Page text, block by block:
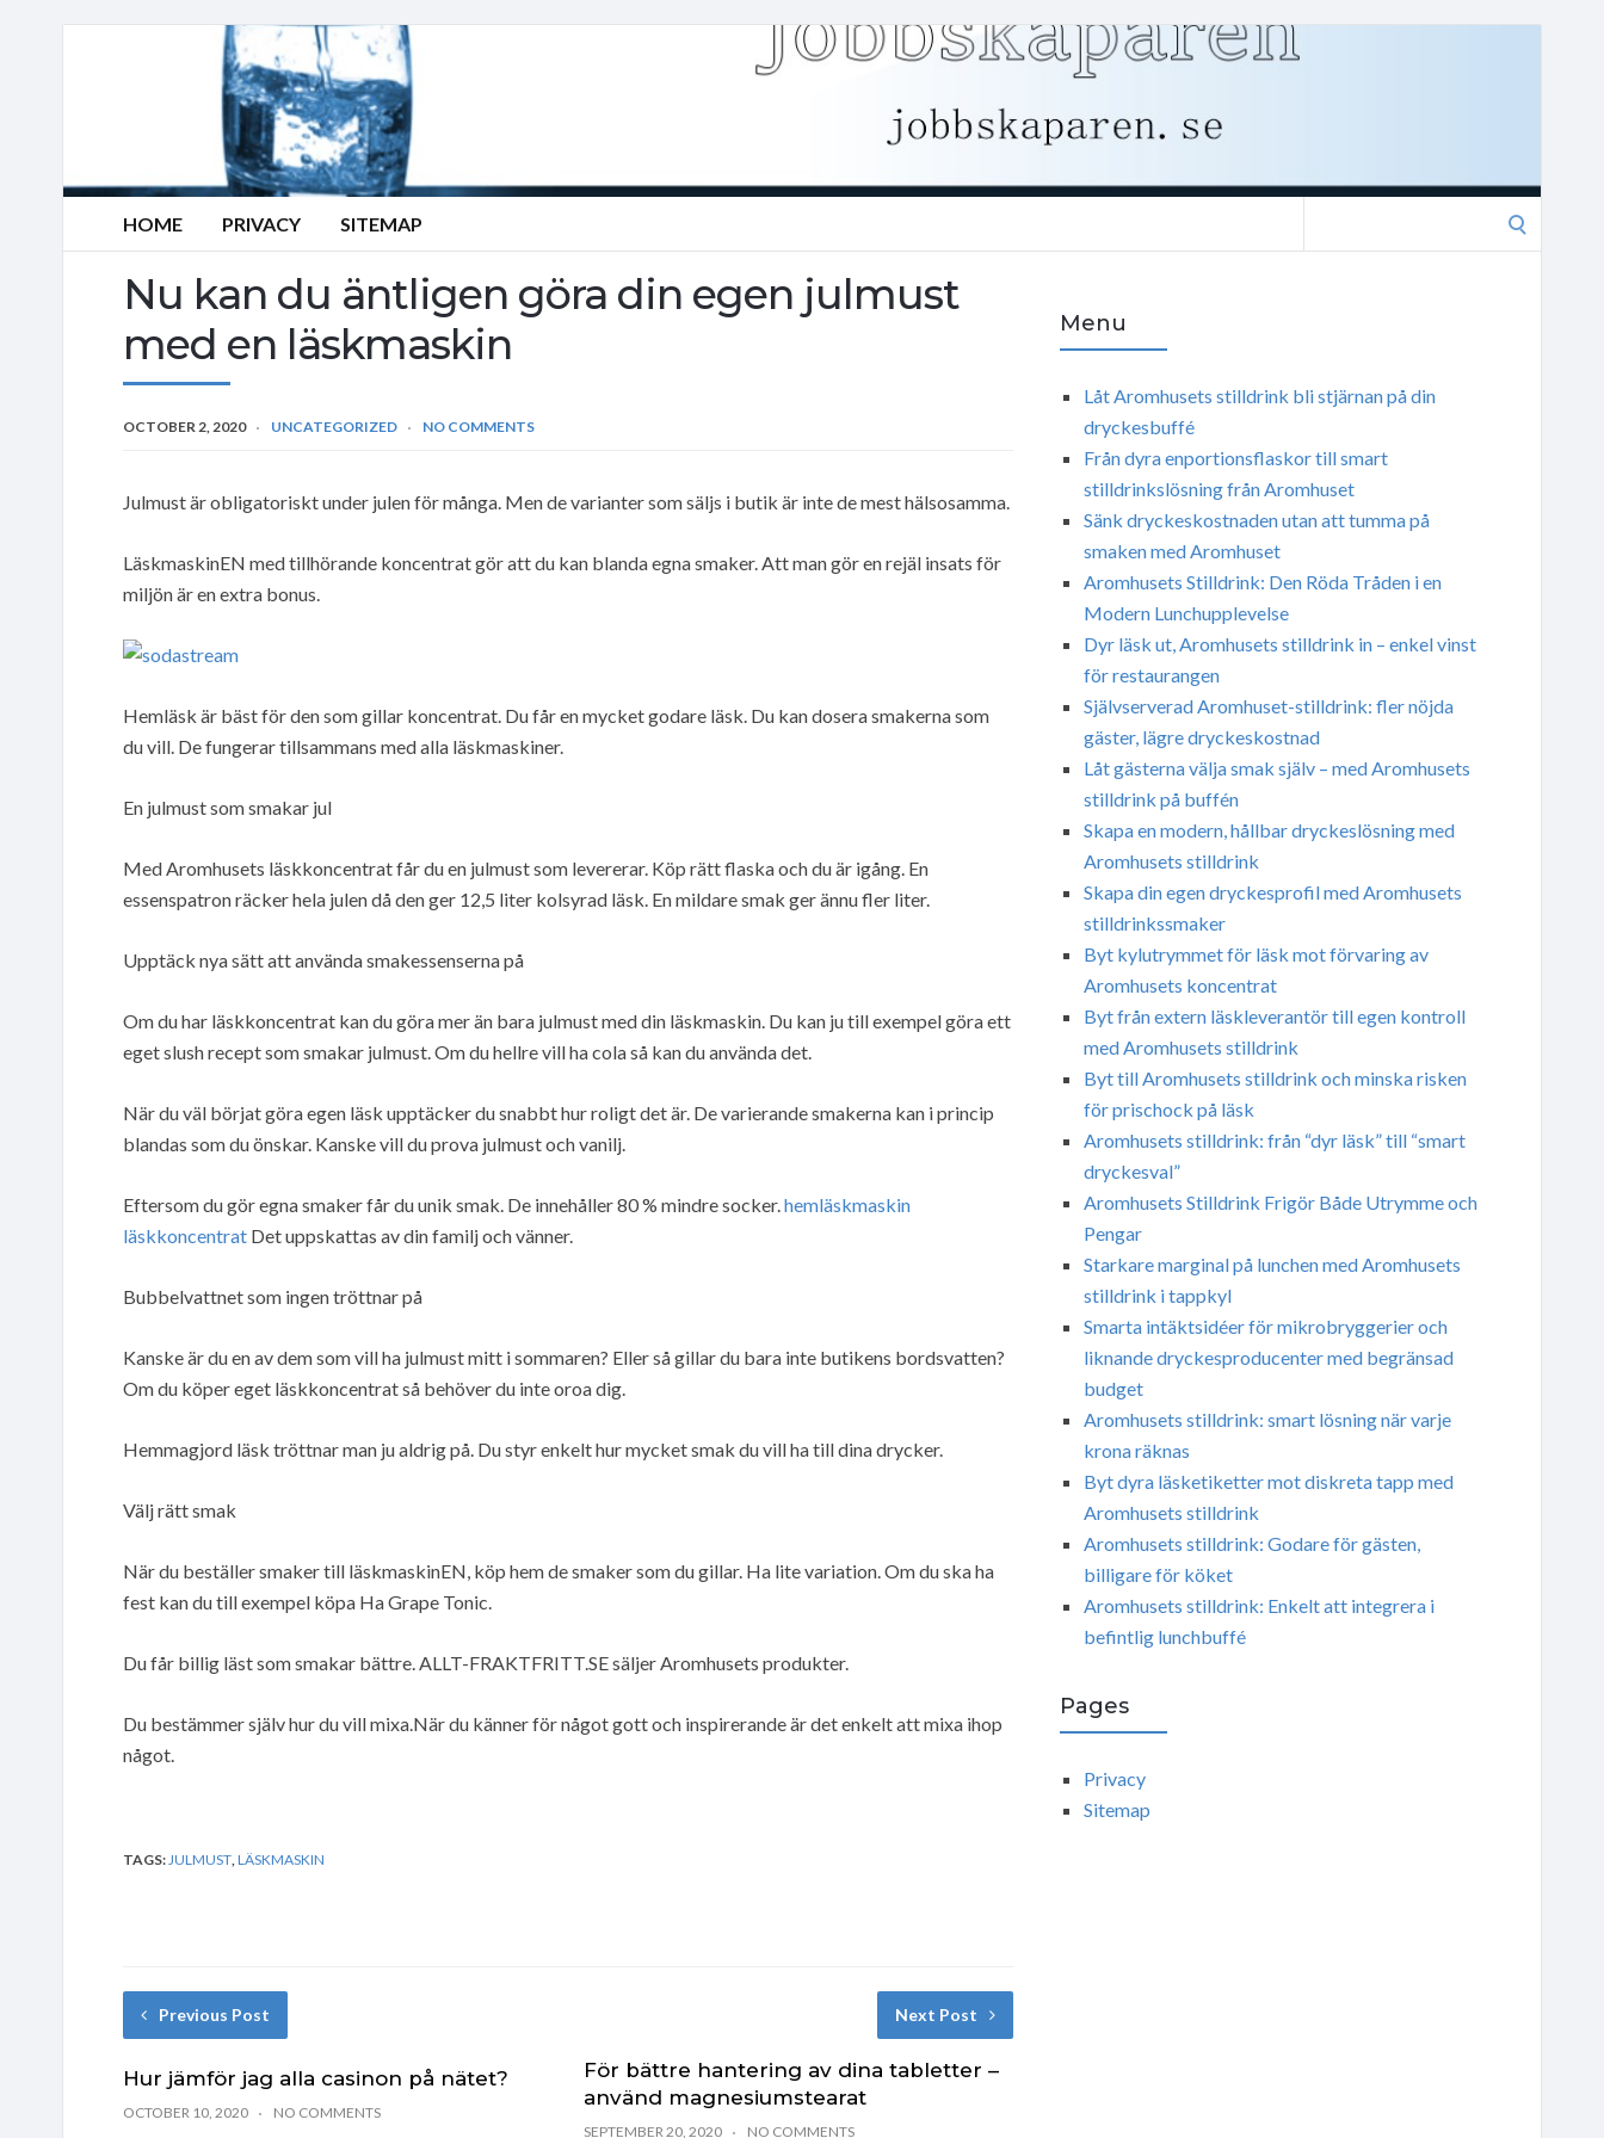
HOME PRIVACY SITEMAP
Nu kan du äntligen göra din egen julmust
med en läskmaskin
OCTOBER 2, 2020 UNCATEGORIZED NO COMMENTS
Julmust är obligatoriskt under julen för många. Men de varianter som säljs i butik är inte de mest hälsosamma.
LäskmaskinEN med tillhörande koncentrat gör att du kan blanda egna smaker. Att man gör en rejäl insats för
miljön är en extra bonus.
Hemläsk är bäst för den som gillar koncentrat. Du får en mycket godare läsk. Du kan dosera smakerna som
du vill. De fungerar tillsammans med alla läskmaskiner.
En julmust som smakar jul
Med Aromhusets läskkoncentrat får du en julmust som levererar. Köp rätt flaska och du är igång. En
essenspatron räcker hela julen då den ger 12,5 liter kolsyrad läsk. En mildare smak ger ännu fler liter.
Upptäck nya sätt att använda smakessenserna på
Om du har läskkoncentrat kan du göra mer än bara julmust med din läskmaskin. Du kan ju till exempel göra ett
eget slush recept som smakar julmust. Om du hellre vill ha cola så kan du använda det.
När du väl börjat göra egen läsk upptäcker du snabbt hur roligt det är. De varierande smakerna kan i princip
blandas som du önskar. Kanske vill du prova julmust och vanilj.
Eftersom du gör egna smaker får du unik smak. De innehåller 80 % mindre socker.hemläskmaskin
läskkoncentrat Det uppskattas av din familj och vänner.
Bubbelvattnet som ingen tröttnar på
Kanske är du en av dem som vill ha julmust mitt i sommaren? Eller så gillar du bara inte butikens bordsvatten?
Om du köper eget läskkoncentrat så behöver du inte oroa dig.
Hemmagjord läsk tröttnar man ju aldrig på. Du styr enkelt hur mycket smak du vill ha till dina drycker.
Välj rätt smak
När du beställer smaker till läskmaskinEN, köp hem de smaker som du gillar. Ha lite variation. Om du ska ha
fest kan du till exempel köpa Ha Grape Tonic.
Du får billig läst som smakar bättre. ALLT-FRAKTFRITT.SE säljer Aromhusets produkter.
Du bestämmer själv hur du vill mixa.När du känner för något gott och inspirerande är det enkelt att mixa ihop
något.
TAGS: JULMUST LÄSKMASKIN
Previous Post
Hur jämför jag alla casinon på nätet?
OCTOBER 10, 2020 NO COMMENTS
Next Post
För bättre hantering av dina tabletter –
använd magnesiumstearat
SEPTEMBER 20, 2020 NO COMMENTS
Menu
Låt Aromhusets stilldrink bli stjärnan på din
dryckesbuffé
Från dyra enportionsflaskor till smart
stilldrinkslösning från Aromhuset
Sänk dryckeskostnaden utan att tumma på
smaken med Aromhuset
Aromhusets Stilldrink: Den Röda Tråden i en
Modern Lunchupplevelse
Dyr läsk ut, Aromhusets stilldrink in – enkel vinst
för restaurangen
Självserverad Aromhuset-stilldrink: fler nöjda
gäster, lägre dryckeskostnad
Låt gästerna välja smak själv – med Aromhusets
stilldrink på buffén
Skapa en modern, hållbar dryckeslösning med
Aromhusets stilldrink
Skapa din egen dryckesprofil med Aromhusets
stilldrinkssmaker
Byt kylutrymmet för läsk mot förvaring av
Aromhusets koncentrat
Byt från extern läskleverantör till egen kontroll
med Aromhusets stilldrink
Byt till Aromhusets stilldrink och minska risken
för prischock på läsk
Aromhusets stilldrink: från “dyr läsk” till “smart
dryckesval”
Aromhusets Stilldrink Frigör Både Utrymme och
Pengar
Starkare marginal på lunchen med Aromhusets
stilldrink i tappkyl
Smarta intäktsidéer för mikrobryggerier och
liknande dryckesproducenter med begränsad
budget
Aromhusets stilldrink: smart lösning när varje
krona räknas
Byt dyra läsketiketter mot diskreta tapp med
Aromhusets stilldrink
Aromhusets stilldrink: Godare för gästen,
billigare för köket
Aromhusets stilldrink: Enkelt att integrera i
befintlig lunchbuffé
Pages
Privacy
Sitemap